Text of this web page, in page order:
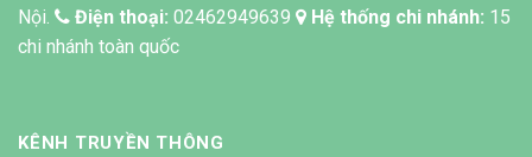
Nội.
Điện thoại: 02462949639 Hệ thống chi nhánh: 15
chi nhánh toàn quốc
KÊNH TRUYỀN THÔNG